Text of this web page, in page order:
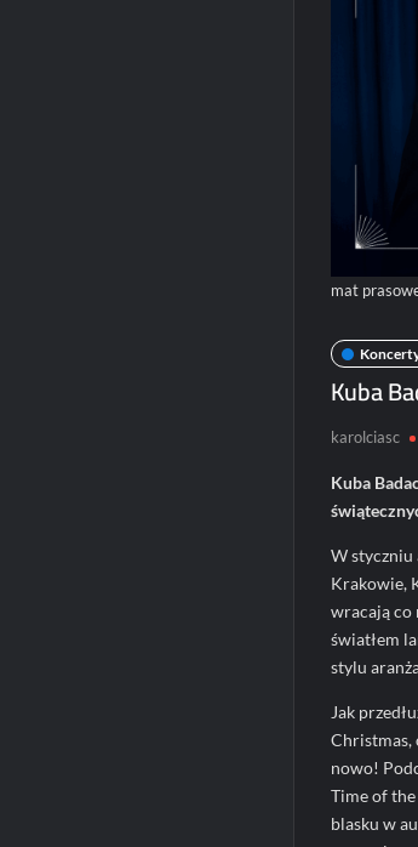
mat
Kuba
karolciasc
Kuba
W styczniu
Krakowie,
wracają co
światłem
stylu
Jak
Christmas,
nowo!
Time of the
blasku w